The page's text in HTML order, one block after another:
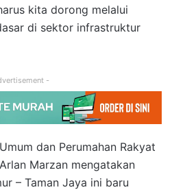
kita dorong melalui
di sektor infrastruktur
-
dan Perumahan Rakyat
Marzan mengatakan
– Taman Jaya ini baru